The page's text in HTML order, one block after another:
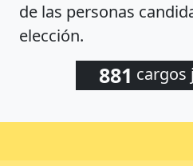
de las personas
elección.
881 cargos